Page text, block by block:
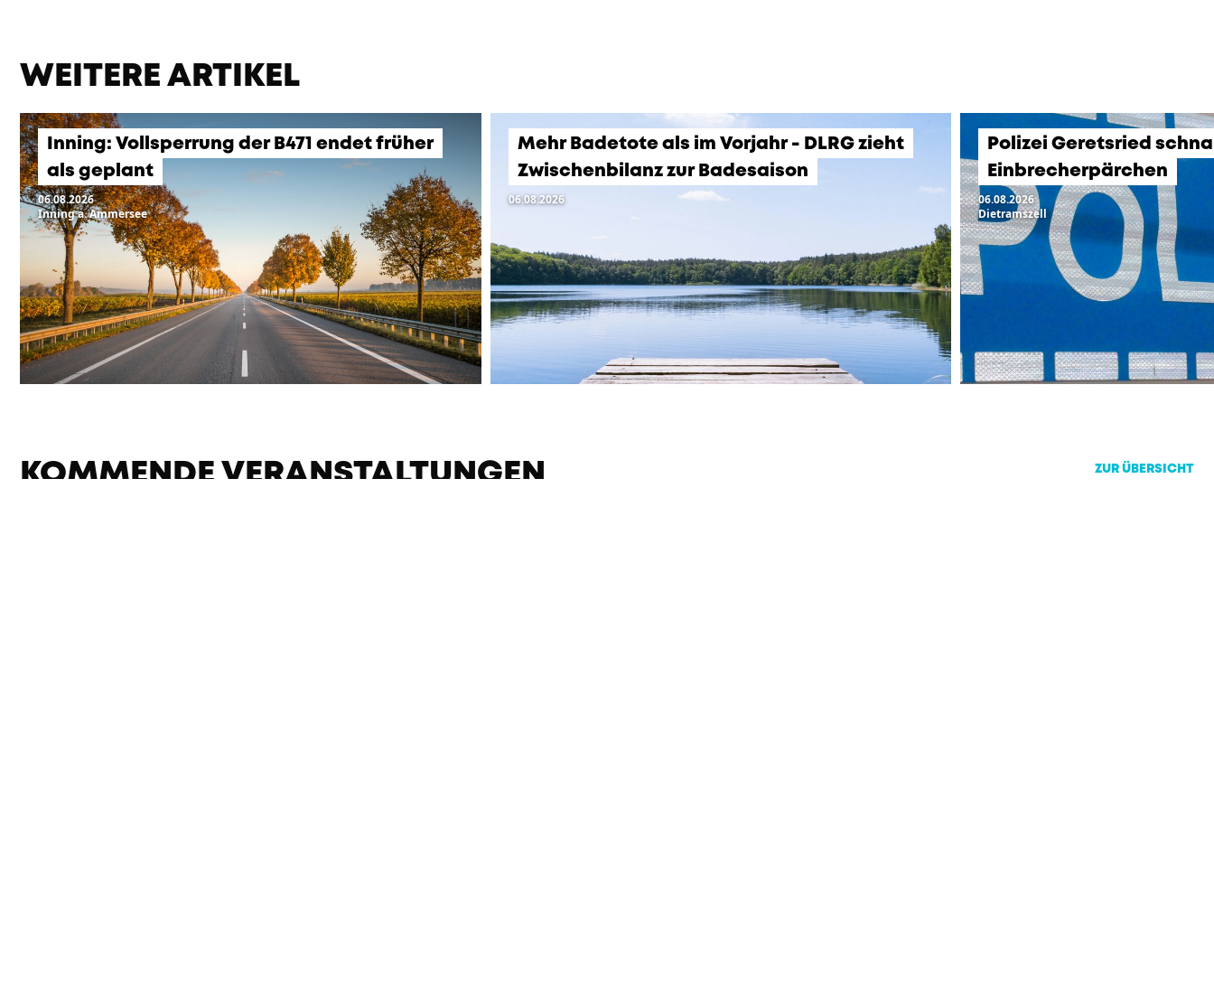
WEITERE ARTIKEL
Inning: Vollsperrung der B471 endet früher
als geplant
06.08.2026
Inning a. Ammersee
Mehr Badetote als im Vorjahr - DLRG zieht
Zwischenbilanz zur Badesaison
06.08.2026
Polizei Geretsried
Einbrecherpärchen
06.08.2026
Dietramszell
KOMMENDE VERANSTALTUNGEN ZUR ÜBERSICHT